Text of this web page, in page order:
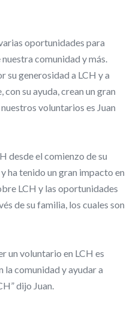
oportunidades para
comunidad y más.
su generosidad a LCH y a
su ayuda, crean un gran
voluntarios es Juan
desde el comienzo de su
ha tenido un gran impacto en
LCH y las oportunidades
de su familia, los cuales son
un voluntario en LCH es
comunidad y ayudar a
dijo Juan.